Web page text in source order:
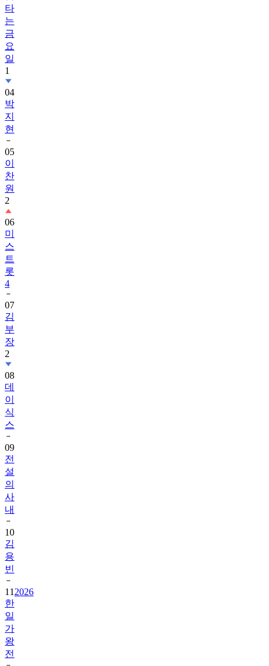
타
는
금
요
일
1
04
박
지
현
05
이
찬
원
2
06
미
스
트
롯
4
07
김
부
장
2
08
데
이
식
스
09
전
설
의
사
내
10
김
용
빈
11 2026
한
일
가
왕
전